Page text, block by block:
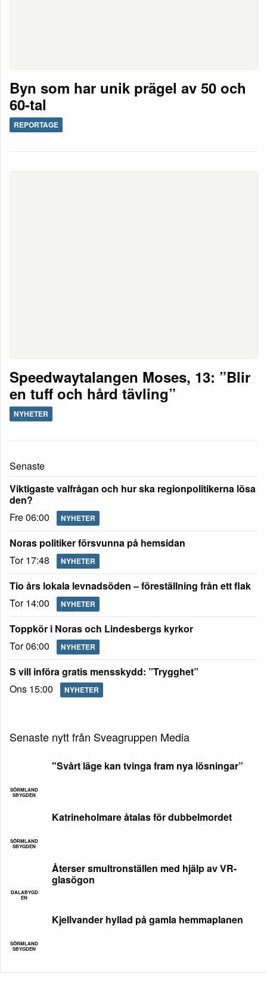
Byn som har unik prägel av 50 och
60-tal
REPORTAGE
Speedwaytalangen Moses, 13: ”Blir
en tuff och hård tävling”
NYHETER
Senaste
Viktigaste valfrågan och hur ska regionpolitikerna lösa
den?
Fre 06:00
NYHETER
Noras politiker försvunna på hemsidan
Tor 17:48
NYHETER
Tio års lokala levnadsöden – föreställning från ett flak
Tor 14:00
NYHETER
Toppkör i Noras och Lindesbergs kyrkor
Tor 06:00
NYHETER
S vill införa gratis mensskydd: ”Trygghet”
Ons 15:00
NYHETER
Senaste nytt från Sveagruppen Media
SÖRMLAND
SBYGDEN
"Svårt läge kan tvinga fram nya lösningar”
SÖRMLAND
SBYGDEN
Katrineholmare åtalas för dubbelmordet
DALABYGD
EN
Återser smultronställen med hjälp av VR-
glasögon
SÖRMLAND
SBYGDEN
Kjellvander hyllad på gamla hemmaplanen